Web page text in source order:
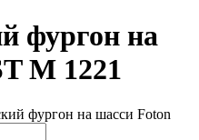
фургон на
M 1221
фургон на шасси Foton